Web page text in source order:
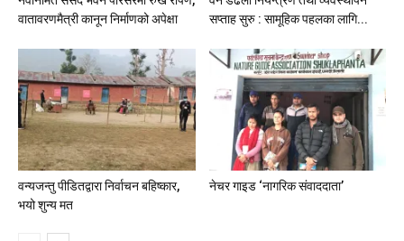
वातावरणमैत्री कानून निर्माणको अपेक्षा
सप्ताह सुरु : सामूहिक पहलका लागि...
वन्यजन्तु पीडितद्वारा निर्वाचन बहिष्कार,
भयो शुन्य मत
नेचर गाइड ‘नागरिक संवाददाता’